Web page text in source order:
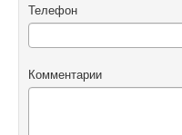
Телефон
Комментарии